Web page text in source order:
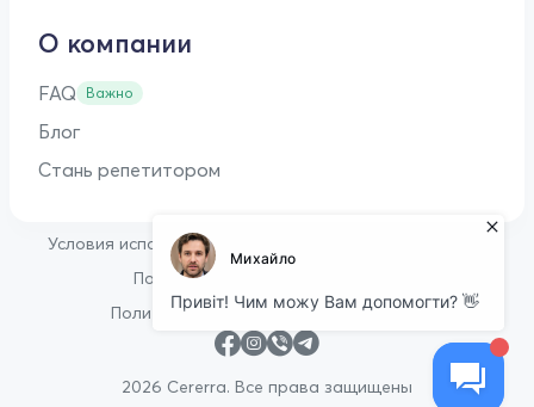
О компании
FAQ Важно
Блог
Стань репетитором
2026 Cererra. Все права защищены
Условия использования
Политика конфиденциальности
Политика в отношении файлов cookie